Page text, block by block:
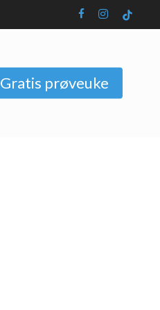
facebookinstagram
tiktok
Gratis prøveuke